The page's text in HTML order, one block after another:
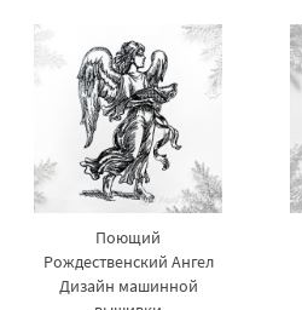
Поющий
Рождественский Ангел
Дизайн машинной